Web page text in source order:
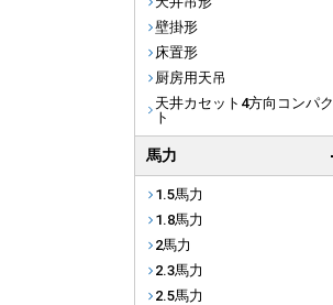
壁掛形
床置形
厨房用天吊
天井カセット4方向コンパク
ト
馬力
1.5馬力
1.8馬力
2馬力
2.3馬力
2.5馬力